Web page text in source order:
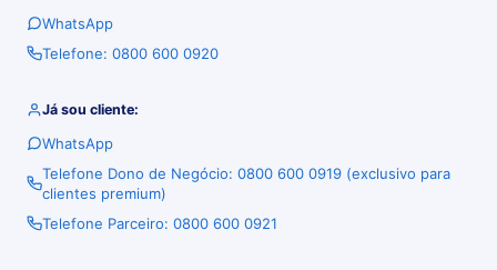
WhatsApp
Telefone: 0800 600 0920
Já sou cliente:
WhatsApp
Telefone Dono de Negócio: 0800 600 0919 (exclusivo para
clientes premium)
Telefone Parceiro: 0800 600 0921